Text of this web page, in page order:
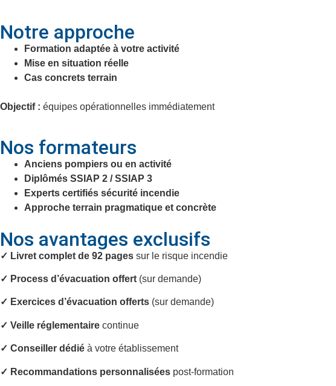
Notre approche
Formation adaptée à votre activité
Mise en situation réelle
Cas concrets terrain
Objectif : équipes opérationnelles immédiatement
Nos formateurs
Anciens pompiers ou en activité
Diplômés SSIAP 2 / SSIAP 3
Experts certifiés sécurité incendie
Approche terrain pragmatique et concrète
Nos avantages exclusifs
✓ Livret complet de 92 pages sur le risque incendie
✓ Process d’évacuation offert (sur demande)
✓ Exercices d’évacuation offerts (sur demande)
✓ Veille réglementaire continue
✓ Conseiller dédié à votre établissement
✓ Recommandations personnalisées post-formation